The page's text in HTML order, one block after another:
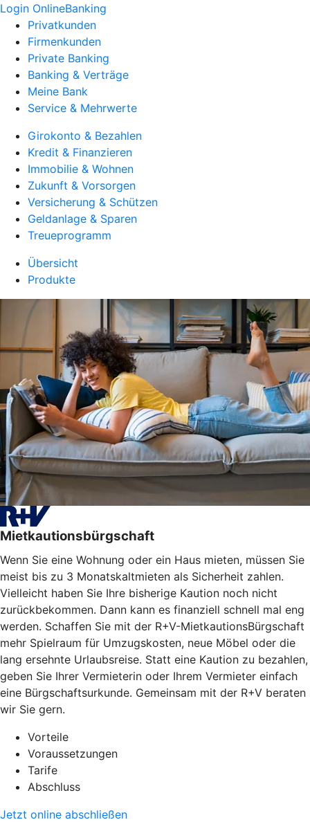
Login OnlineBanking
Privatkunden
Firmenkunden
Private Banking
Banking & Verträge
Meine Bank
Service & Mehrwerte
Girokonto & Bezahlen
Kredit & Finanzieren
Immobilie & Wohnen
Zukunft & Vorsorgen
Versicherung & Schützen
Geldanlage & Sparen
Treueprogramm
Übersicht
Produkte
Mietkautionsbürgschaft
Wenn Sie eine Wohnung oder ein Haus mieten, müssen Sie
meist bis zu 3 Monatskaltmieten als Sicherheit zahlen.
Vielleicht haben Sie Ihre bisherige Kaution noch nicht
zurückbekommen. Dann kann es finanziell schnell mal eng
werden. Schaffen Sie mit der R+V-MietkautionsBürgschaft
mehr Spielraum für Umzugskosten, neue Möbel oder die
lang ersehnte Urlaubsreise. Statt eine Kaution zu bezahlen,
geben Sie Ihrer Vermieterin oder Ihrem Vermieter einfach
eine Bürgschaftsurkunde. Gemeinsam mit der R+V beraten
wir Sie gern.
Vorteile
Voraussetzungen
Tarife
Abschluss
Jetzt online abschließen